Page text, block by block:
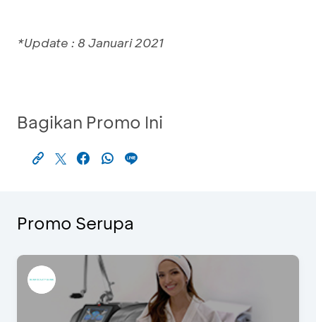
*Update : 8 Januari 2021
Bagikan Promo Ini
Promo Serupa